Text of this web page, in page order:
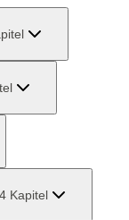
4 Kapitel